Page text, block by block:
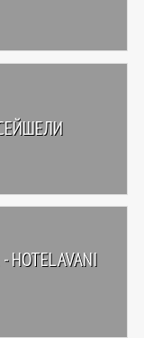
AVANI